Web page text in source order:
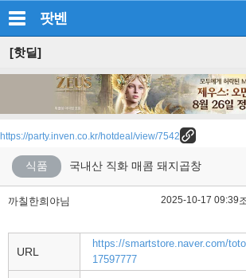
팟벤
[핫딜]
https://party.inven.co.kr/hotdeal/view/7542
식품 국내산 직화 매콤 돼지곱창
까칠한희야님 2025-10-17 09:39
URL
https://smartstore.naver.com/
17597777